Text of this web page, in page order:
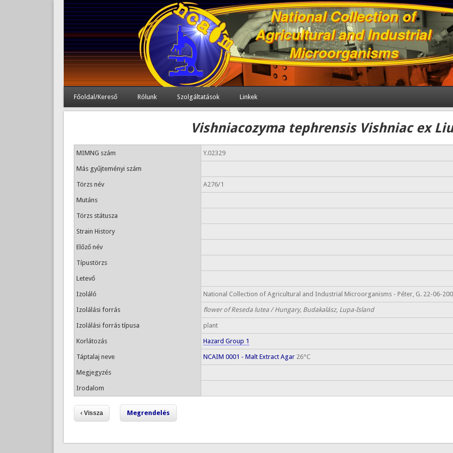
Főoldal/Kereső Rólunk Szolgáltatások Linkek
Vishniacozyma tephrensis Vishniac ex
MIMNG szám Y.02329
Más gyűjteményi szám
Törzs név A276/1
Mutáns
Törzs státusza
Strain History
Előző név
Típustörzs
Letevő
Izoláló National Collection of Agricultural and Industrial Microorganisms - Péter, G. 22-06-
Izolálási forrás flower of Reseda lutea / Hungary, Budakalász, Lupa-Island
Izolálási forrás típusa plant
Korlátozás Hazard Group 1
Táptalaj neve NCAIM 0001 - Malt Extract Agar26°C
Megjegyzés
Irodalom
Megrendelés